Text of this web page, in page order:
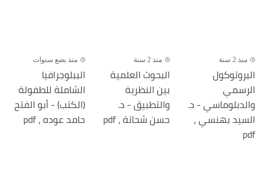
منذ 2 سنة
البروتوكول
الرسمي
والدبلوماسي - د.
السيد بهنسي ،
pdf
منذ 2 سنة
البحوث العلمية
بين النظرية
والتطبيق - د.
حسن شحاتة ، pdf
منذ بضع سنوات
الببلوجرافيا
الشاملة للطفولة
(الكتب) - أبو الفتح
حامد عوده ، pdf